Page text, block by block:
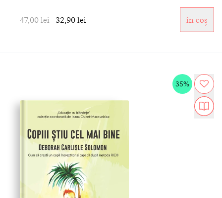
47,00 lei 32,90 lei în coș
35%